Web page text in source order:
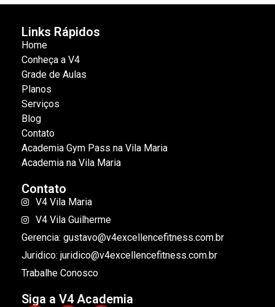
Links Rápidos
Home
Conheça a V4
Grade de Aulas
Planos
Serviços
Blog
Contato
Academia Gym Pass na Vila Maria
Academia na Vila Maria
Contato
V4 Vila Maria
V4 Vila Guilherme
Gerencia: gustavo@v4excellencefitness.com.br
Juridico: juridico@v4excellencefitness.com.br
Trabalhe Conosco
Siga a V4 Academia